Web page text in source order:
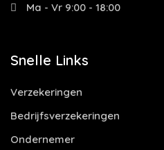
Ma - Vr 9:00 - 18:00
Snelle Links
Verzekeringen
Bedrijfsverzekeringen
Ondernemer